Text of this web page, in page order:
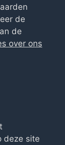
de
de
over ons
deze site